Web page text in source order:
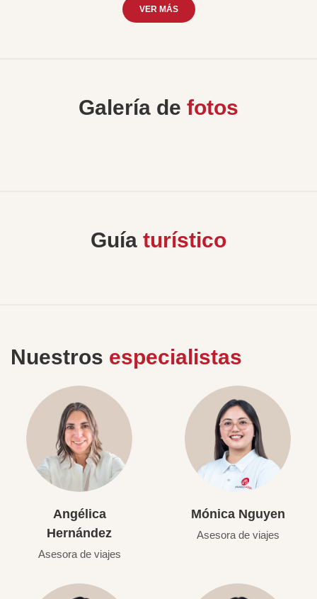
VER MÁS
Galería de fotos
Guía turístico
Nuestros especialistas
Angélica
Hernández
Asesora de viajes
Mónica Nguyen
Asesora de viajes